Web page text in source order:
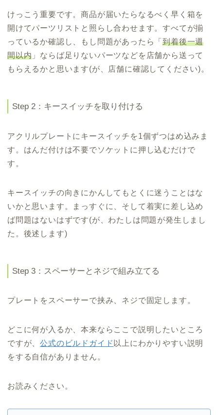
けっこう重要です。商品が届いたらなるべく早く箱を
開けてパーツリストと照らし合わせます。すべてが揃
っているか確認し、もし問題があったら「到着後一週
間以内 」ならば足りないパーツなどを店舗から送って
もらえるかと思います(が、店舗に確認してください)。
Step 2：キースイッチを取り付ける
アクリルプレートにキースイッチを1個ずつはめ込みま
す。はんだ付けは不要でソケットに押し込むだけで
す。
キースイッチの向きにかんしてもとくに迷うことはな
いかと思います。まっすぐに、そして着実に差し込め
ば問題はないはずです(が、わたしは問題が発生しまし
た。後述します)
Step 3：スペーサーとネジで組み立てる
プレートをスペーサーで挟み、ネジで固定します。
どこに何が入るか、本来ならここで説明したいところ
ですが、公式のビルドガイド 以上にわかりやすい説明
をする自信がありません。
お読みください。